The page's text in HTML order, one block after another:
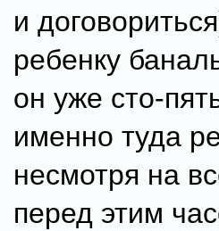
и
ребенку
он уже сто-
именно туда
несмотря на
перед этим